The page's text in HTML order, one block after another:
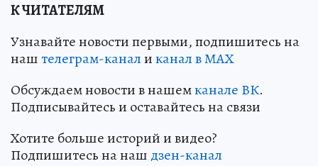
К ЧИТАТЕЛЯМ
Узнавайте новости первыми, подпишитесь на
наштелеграм-каналиканал в МАХ
Обсуждаем новости в нашемканале ВК.
Подписывайтесь и оставайтесь на связи
Хотите больше историй и видео?
Подпишитесь на наш дзен-канал